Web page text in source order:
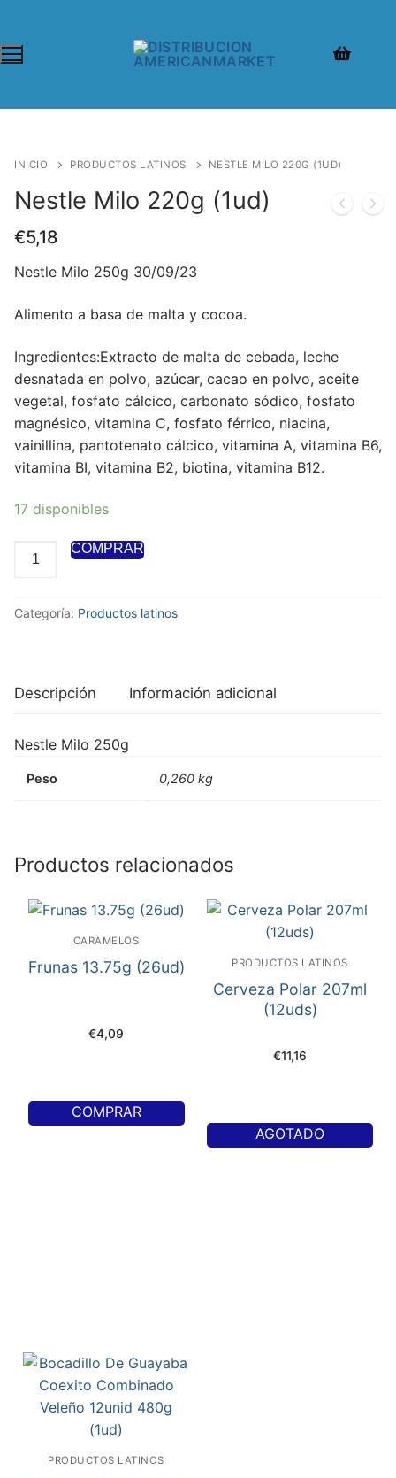
INICIO PRODUCTOS LATINOS NESTLE MILO 220G (1UD)
Nestle Milo 220g (1ud)
€5,18
Nestle Milo 250g 30/09/23
Alimento a basa de malta y cocoa.
Ingredientes:Extracto de malta de cebada, leche
desnatada en polvo, azúcar, cacao en polvo, aceite
vegetal, fosfato cálcico, carbonato sódico, fosfato
magnésico, vitamina C, fosfato férrico, niacina,
vainillina, pantotenato cálcico, vitamina A, vitamina B6,
vitamina BI, vitamina B2, biotina, vitamina B12.
17 disponibles
COMPRAR
Categoría: Productos latinos
Descripción Información adicional
Nestle Milo 250g
Peso 0,260 kg
Productos relacionados
CARAMELOS
Frunas 13.75g (26ud)
€4,09
COMPRAR
PRODUCTOS LATINOS
Cerveza Polar 207ml
(12uds)
€11,16
AGOTADO
PRODUCTOS LATINOS